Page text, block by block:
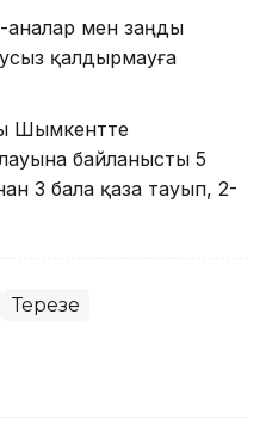
аналар мен заңды
қалдырмауға
Шымкентте
байланысты 5
3 бала қаза тауып, 2-
Терезе